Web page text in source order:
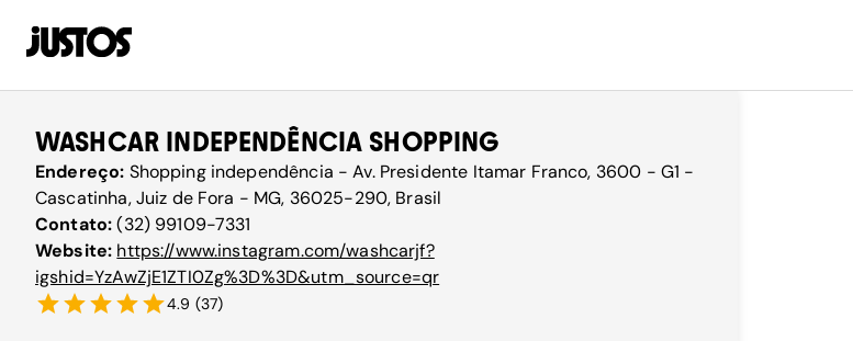
WASHCAR INDEPENDÊNCIA SHOPPING
Endereço: Shopping independência - Av. Presidente Itamar Franco, 3600 - G1 -
Cascatinha, Juiz de Fora - MG, 36025-290, Brasil
Contato:(32) 99109-7331
Website: https://www.instagram.com/washcarjf?
igshid=YzAwZjE1ZTI0Zg%3D%3D&utm_source=qr
4.9 (37)